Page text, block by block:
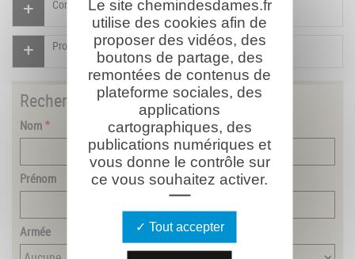
Compléter la fiche pour ce combattant
Proposer un document pour ce combattant
Rechercherun combattant
Nom
Prénom
Armée
Le site chemindesdames.fr
utilise des cookies afin de
proposer des vidéos, des
boutons de partage, des
remontées de contenus de
plateforme sociales, des
applications
cartographiques, des
publications numériques et
vous donne le contrôle sur
ce vous souhaitez activer.
Tout accepter